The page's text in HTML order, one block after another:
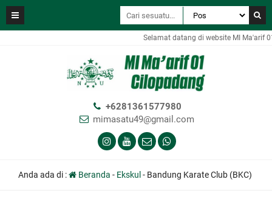
Selamat datang di website MI Ma'arif
+6281361577980
mimasatu49@gmail.com
Anda ada di : Beranda - Ekskul - Bandung Karate Club (BKC)